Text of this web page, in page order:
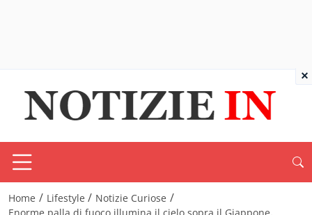
Home / Lifestyle / Notizie Curiose /
×